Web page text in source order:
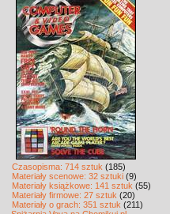
Czasopisma: 714 sztuk (185)
Materiały scenowe: 32 sztuki (9)
Materiały książkowe: 141 sztuk (55)
Materiały firmowe: 27 sztuk (20)
Materiały o grach: 351 sztuk (211)